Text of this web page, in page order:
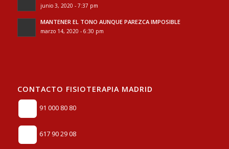
junio 3, 2020 - 7:37 pm
MANTENER EL TONO AUNQUE PAREZCA IMPOSIBLE
marzo 14, 2020 - 6:30 pm
CONTACTO FISIOTERAPIA MADRID
91 000 80 80
617 90 29 08